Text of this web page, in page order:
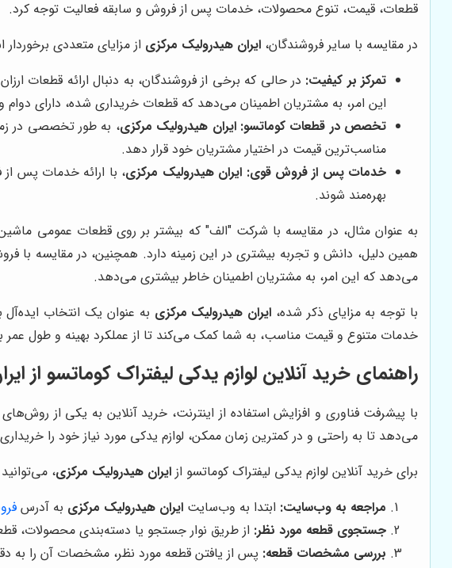
قطعات، قیمت، تنوع محصولات، خدمات پس از فروش و سابقه فعالیت توجه کرد.
در مقایسه با سایر فروشندگان، ایران هیدرولیک مرکزی از مزایای متعددی
تمرکز بر کیفیت: در حالی که برخی از فروشندگان، به دنبال ارائه قطعات
این امر، به مشتریان اطمینان می‌دهد که قطعات خریداری شده، دارای
تخصص در قطعات کوماتسو: ایران هیدرولیک مرکزی، به طور تخصصی در
مناسب‌ترین قیمت در اختیار مشتریان خود قرار دهد.
خدمات پس از فروش قوی: ایران هیدرولیک مرکزی، با ارائه خدمات پس
بهره‌مند شوند.
به عنوان مثال، در مقایسه با شرکت "الف" که بیشتر بر روی قطعات عمومی
همین دلیل، دانش و تجربه بیشتری در این زمینه دارد. همچنین، در مقایسه
می‌دهد که این امر، به مشتریان اطمینان خاطر بیشتری می‌دهد.
با توجه به مزایای ذکر شده، ایران هیدرولیک مرکزی به عنوان یک انتخاب
خدمات متنوع و قیمت مناسب، به شما کمک می‌کند تا از عملکرد بهینه و طول عمر
راهنمای خرید آنلاین لوازم یدکی لیفتراک کوماتسو از
با پیشرفت فناوری و افزایش استفاده از اینترنت، خرید آنلاین به یکی از
می‌دهد تا به راحتی و در کمترین زمان ممکن، لوازم یدکی مورد نیاز خود را
برای خرید آنلاین لوازم یدکی لیفتراک کوماتسو از ایران هیدرولیک مرکزی،
مراجعه به وب‌سایت: ابتدا به وب‌سایت ایران هیدرولیک مرکزی به آدرس
جستجوی قطعه مورد نظر: از طریق نوار جستجو یا دسته‌بندی محصولات،
بررسی مشخصات قطعه: پس از یافتن قطعه مورد نظر، مشخصات آن را به